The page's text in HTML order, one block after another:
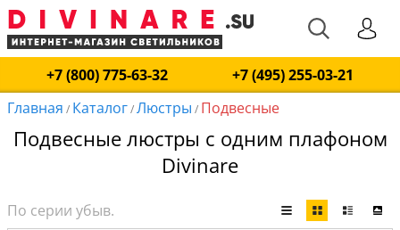
+7 (800) 775-63-32
+7 (495) 255-03-21
Главная / Каталог/Люстры / Подвесные
Подвесные люстры с одним плафоном
Divinare